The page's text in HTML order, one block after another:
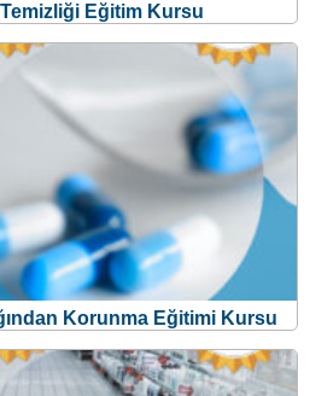
Eğitim Kursu
Korunma Eğitimi Kursu